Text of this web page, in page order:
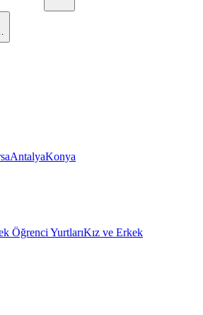
AntalyaKonya
Öğrenci YurtlarıKız ve Erkek